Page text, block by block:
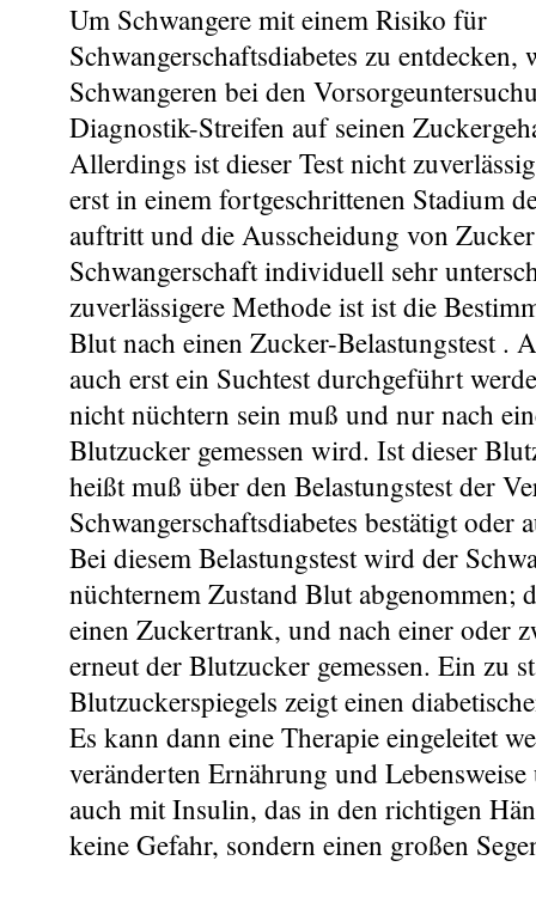
Um Schwangere mit einem Risiko für
Schwangerschaftsdiabetes zu
Schwangeren bei den
Diagnostik-Streifen auf seinen
Allerdings ist dieser Test nicht
erst in einem fortgeschrittenen Stadium
auftritt und die Ausscheidung von
Schwangerschaft individuell sehr
zuverlässigere Methode ist ist die
Blut nach einen Zucker-Belastungstest .
auch erst ein Suchtest durchgeführt
nicht nüchtern sein muß und nur nach
Blutzucker gemessen wird. Ist dieser
heißt muß über den Belastungstest der
Schwangerschaftsdiabetes bestätigt oder
Bei diesem Belastungstest wird der
nüchternem Zustand Blut abgenommen;
einen Zuckertrank, und nach einer oder
erneut der Blutzucker gemessen. Ein zu
Blutzuckerspiegels zeigt einen
Es kann dann eine Therapie eingeleitet
veränderten Ernährung und Lebensweise
auch mit Insulin, das in den richtigen
keine Gefahr, sondern einen großen